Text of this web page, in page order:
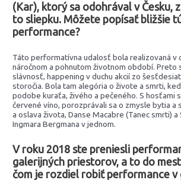
(Kar), ktorý sa odohrával v Česku,
to sliepku. Môžete popísať bližšie
performance?
Táto performatívna udalosť bola realizovaná v
náročnom a pohnutom životnom období. Preto
slávnosť, happening v duchu akcií zo
storočia. Bola tam alegória o živote a smrti,
podobe kuraťa, živého a pečeného. S hosťami
červené víno, porozprávali sa o zmysle bytia a
a oslava života, Danse Macabre (Tanec smrti)
Ingmara Bergmana v jednom.
V roku 2018 ste preniesli
galerijných priestorov, a to do
čom je rozdiel robiť performance v